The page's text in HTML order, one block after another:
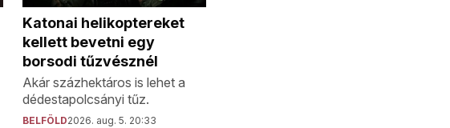
Katonai helikoptereket
kellett bevetni egy
borsodi tűzvésznél
Akár százhektáros is lehet a
dédestapolcsányi tűz.
BELFÖLD2026. aug. 5. 20:33